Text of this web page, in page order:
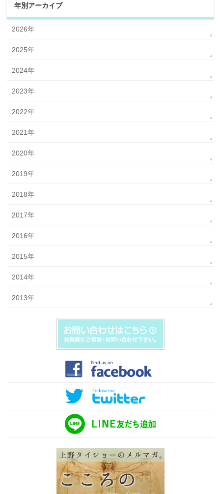
年別アーカイブ
2026年
2025年
2024年
2023年
2022年
2021年
2020年
2019年
2018年
2017年
2016年
2015年
2014年
2013年